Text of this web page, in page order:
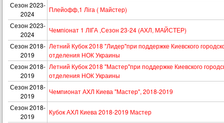
Сезон 2023-
2024
Плейофф,1 Ліга ( Майстер)
Сезон 2023-
2024
Чемпіонат 1 ЛІГА ,Сезон 23-24 (АХЛ, МАЙСТЕР)
Сезон 2018-
2019
Летний Кубок 2018 "Лидер"при поддержке Киевского
отделения НОК Украины
Сезон 2018-
2019
Летний Кубок 2018 "Мастер"при поддержке Киевского
отделения НОК Украины
Сезон 2018-
2019
Чемпионат АХЛ Киева "Мастер", 2018-2019
Сезон 2018-
2019
Кубок АХЛ Киева 2018-2019 Мастер